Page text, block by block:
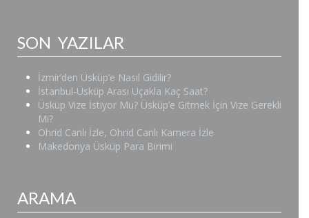
SON YAZILAR
İzmir’den Üsküp’e Nasıl Gidilir?
İstanbul-Üsküp Arası Uçakla Kaç Saat?
Üsküp Vize İstiyor Mu? Üsküp’e Gitmek İçin Vize Gerekli
Mi?
Ohrid Canlı İzle, Ohrid Canlı Kamera İzle
Makedonya Üsküp Para Birimi
ARAMA